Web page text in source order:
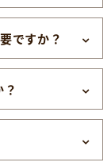
ですか？